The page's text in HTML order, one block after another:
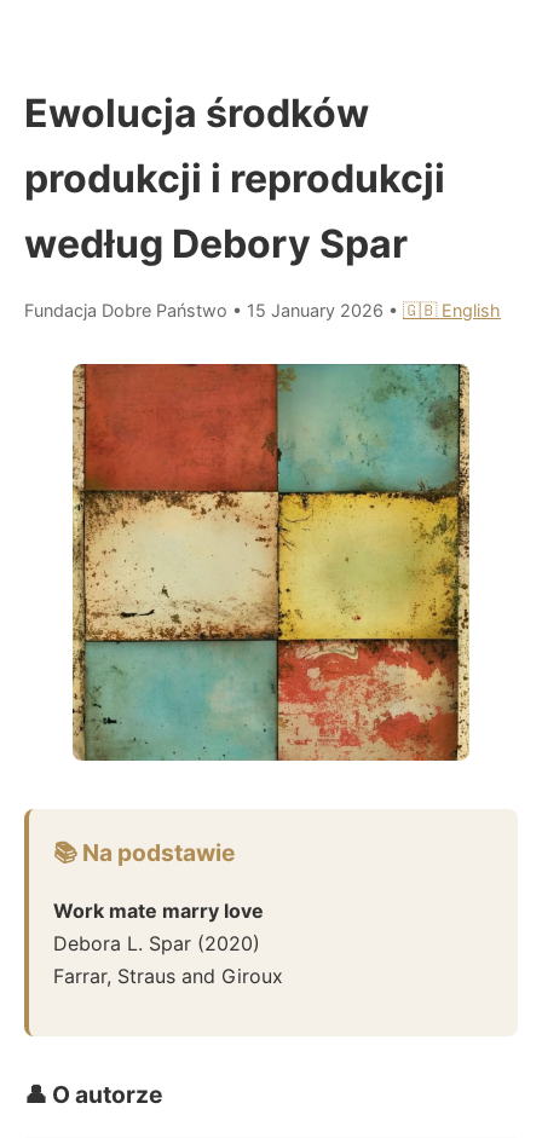
Ewolucja środków
produkcji i reprodukcji
według Debory Spar
Fundacja Dobre Państwo • 15 January 2026 • 🇬🇧 English
📚 Na podstawie
Work mate marry love
Debora L. Spar (2020)
Farrar, Straus and Giroux
👤 O autorze